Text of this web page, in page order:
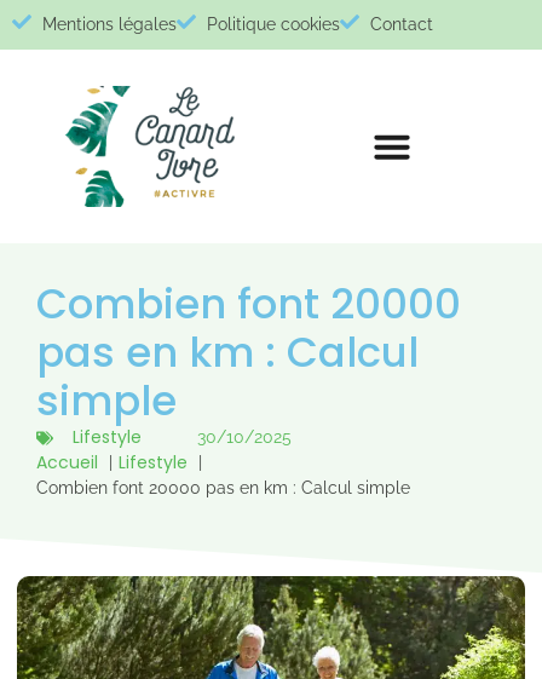
Mentions légales Politique cookies Contact
Combien font 20000
pas en km : Calcul
simple
Lifestyle 30/10/2025
Accueil Lifestyle
Combien font 20000 pas en km : Calcul simple